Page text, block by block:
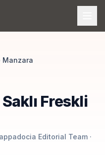
Manzara
Freskli
Editorial Team ·